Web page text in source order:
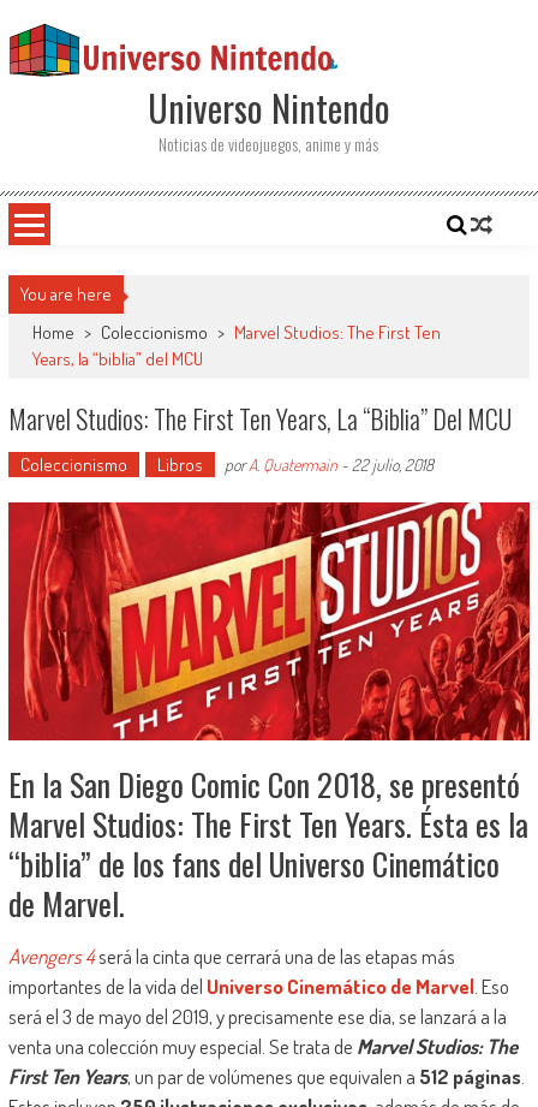
Universo Nintendo
Noticias de videojuegos, anime y más
You are here
Home > Coleccionismo > Marvel Studios: The First Ten
Years, la “biblia” del MCU
Marvel Studios: The First Ten Years, La “biblia” Del MCU
Coleccionismo Libros porA. Quatermain- 22 julio, 2018
En la San Diego Comic Con 2018, se presentó
Marvel Studios: The First Ten Years. Ésta es la
“biblia” de los fans del Universo Cinemático
de Marvel.
Avengers 4será la cinta que cerrará una de las etapas más
importantes de la vida del Universo Cinemático de Marvel. Eso
será el 3 de mayo del 2019, y precisamente ese día, se lanzará a la
venta una colección muy especial. Se trata de Marvel Studios: The
First Ten Years, un par de volúmenes que equivalen a 512 páginas.